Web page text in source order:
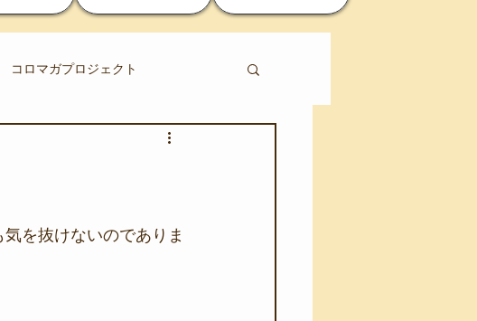
コロマガプロジェクト
アカモク養殖実験
を抜けないのでありま